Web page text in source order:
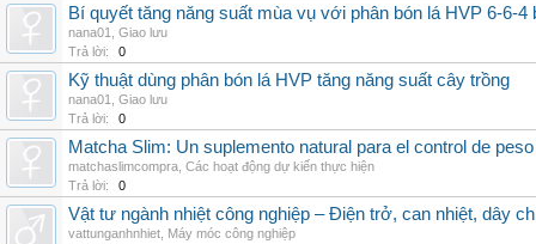
Bí quyết tăng năng suất mùa vụ với phân bón lá HVP 6-6-4
nana01
Giao lưu
Trả lời:
0
Kỹ thuật dùng phân bón lá HVP tăng năng suất cây trồng
nana01
Giao lưu
Trả lời:
0
Matcha Slim: Un suplemento natural para el control de peso
matchaslimcompra Các hoạt động dự kiến thực hiện
Trả lời:
0
Vật tư ngành nhiệt công nghiệp – Điện trở, can nhiệt, dây
vattunganhnhiet Máy móc công nghiệp